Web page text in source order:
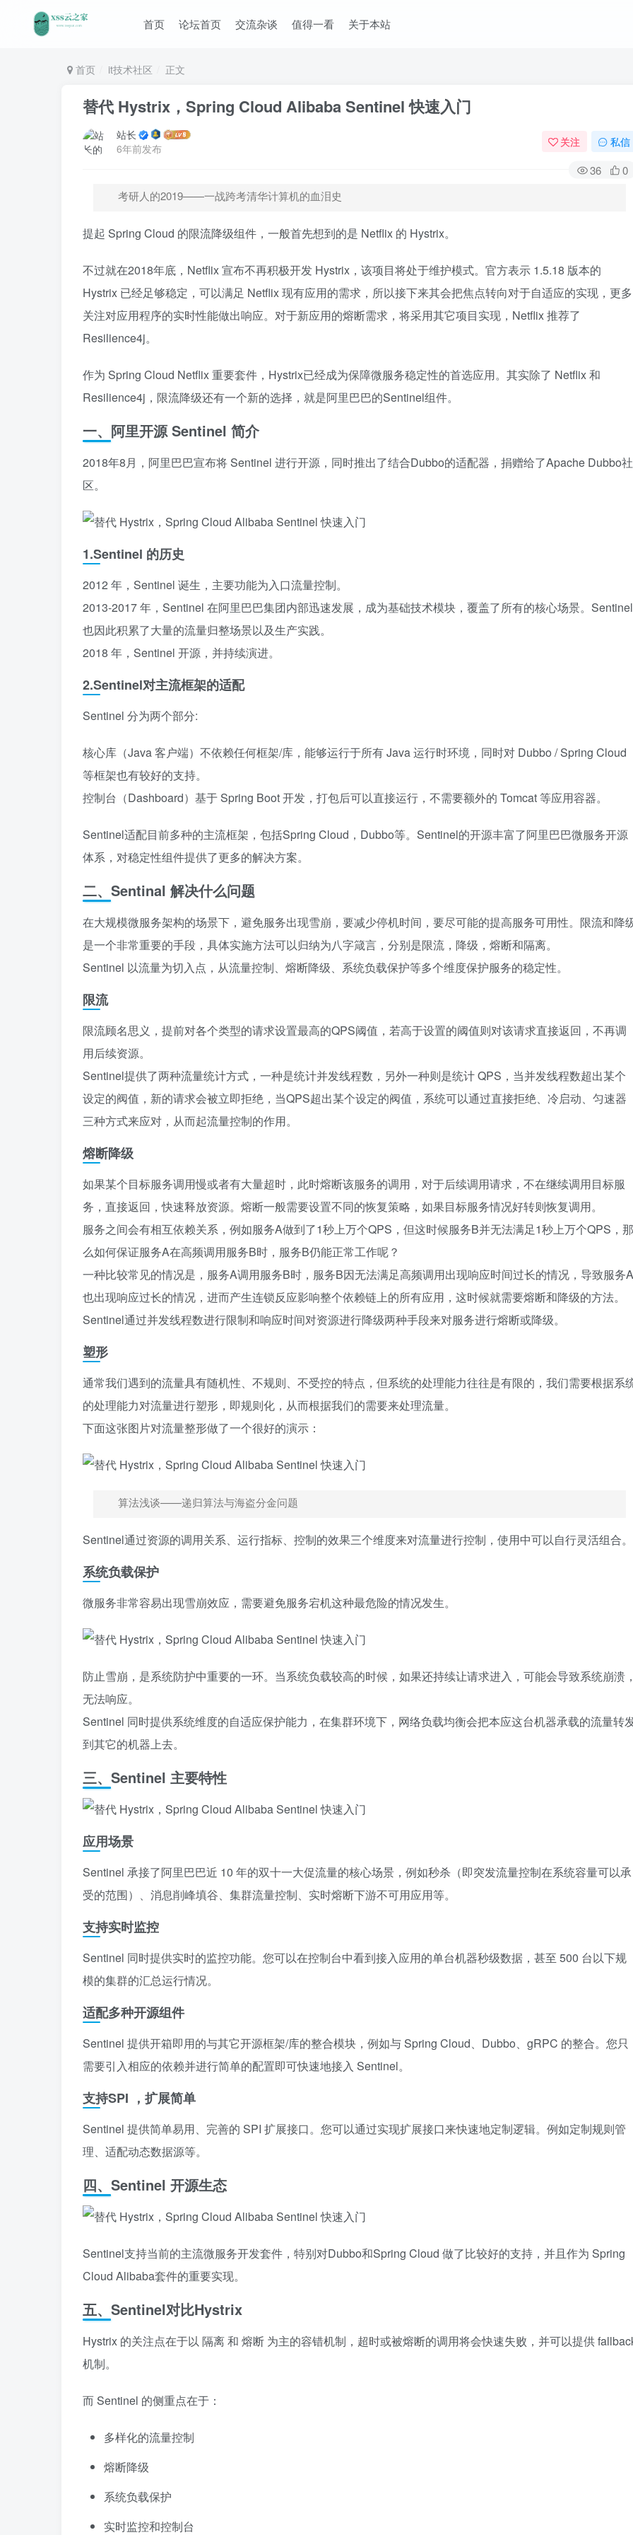
首页 论坛首页 交流杂谈 值得一看 关于本站
首页 it技术社区 正文
替代 Hystrix，Spring Cloud Alibaba Sentinel 快速入门
站长
6年前发布
关注 私信
36
0
考研人的2019——一战跨考清华计算机的血泪史
提起 Spring Cloud 的限流降级组件，一般首先想到的是 Netflix 的 Hystrix。
不过就在2018年底，Netflix 宣布不再积极开发 Hystrix，该项目将处于维护模式。官方表示 1.5.18 版本的
Hystrix 已经足够稳定，可以满足 Netflix 现有应用的需求，所以接下来其会把焦点转向对于自适应的实现，更多
关注对应用程序的实时性能做出响应。对于新应用的熔断需求，将采用其它项目实现，Netflix 推荐了
Resilience4j。
作为 Spring Cloud Netflix 重要套件，Hystrix已经成为保障微服务稳定性的首选应用。其实除了 Netflix 和
Resilience4j，限流降级还有一个新的选择，就是阿里巴巴的Sentinel组件。
一、阿里开源 Sentinel 简介
2018年8月，阿里巴巴宣布将 Sentinel 进行开源，同时推出了结合Dubbo的适配器，捐赠给了Apache Dubbo社
区。
1.Sentinel 的历史
2012 年，Sentinel 诞生，主要功能为入口流量控制。
2013-2017 年，Sentinel 在阿里巴巴集团内部迅速发展，成为基础技术模块，覆盖了所有的核心场景。Sentinel
也因此积累了大量的流量归整场景以及生产实践。
2018 年，Sentinel 开源，并持续演进。
2.Sentinel对主流框架的适配
Sentinel 分为两个部分:
核心库（Java 客户端）不依赖任何框架/库，能够运行于所有 Java 运行时环境，同时对 Dubbo / Spring Cloud
等框架也有较好的支持。
控制台（Dashboard）基于 Spring Boot 开发，打包后可以直接运行，不需要额外的 Tomcat 等应用容器。
Sentinel适配目前多种的主流框架，包括Spring Cloud，Dubbo等。Sentinel的开源丰富了阿里巴巴微服务开源
体系，对稳定性组件提供了更多的解决方案。
二、Sentinal 解决什么问题
在大规模微服务架构的场景下，避免服务出现雪崩，要减少停机时间，要尽可能的提高服务可用性。限流和降
是一个非常重要的手段，具体实施方法可以归纳为八字箴言，分别是限流，降级，熔断和隔离。
Sentinel 以流量为切入点，从流量控制、熔断降级、系统负载保护等多个维度保护服务的稳定性。
限流
限流顾名思义，提前对各个类型的请求设置最高的QPS阈值，若高于设置的阈值则对该请求直接返回，不再调
用后续资源。
Sentinel提供了两种流量统计方式，一种是统计并发线程数，另外一种则是统计 QPS，当并发线程数超出某个
设定的阀值，新的请求会被立即拒绝，当QPS超出某个设定的阀值，系统可以通过直接拒绝、冷启动、匀速器
三种方式来应对，从而起流量控制的作用。
熔断降级
如果某个目标服务调用慢或者有大量超时，此时熔断该服务的调用，对于后续调用请求，不在继续调用目标服
务，直接返回，快速释放资源。熔断一般需要设置不同的恢复策略，如果目标服务情况好转则恢复调用。
服务之间会有相互依赖关系，例如服务A做到了1秒上万个QPS，但这时候服务B并无法满足1秒上万个QPS，那
么如何保证服务A在高频调用服务B时，服务B仍能正常工作呢？
一种比较常见的情况是，服务A调用服务B时，服务B因无法满足高频调用出现响应时间过长的情况，导致服务A
也出现响应过长的情况，进而产生连锁反应影响整个依赖链上的所有应用，这时候就需要熔断和降级的方法。
Sentinel通过并发线程数进行限制和响应时间对资源进行降级两种手段来对服务进行熔断或降级。
塑形
通常我们遇到的流量具有随机性、不规则、不受控的特点，但系统的处理能力往往是有限的，我们需要根据系
的处理能力对流量进行塑形，即规则化，从而根据我们的需要来处理流量。
下面这张图片对流量整形做了一个很好的演示：
算法浅谈——递归算法与海盗分金问题
Sentinel通过资源的调用关系、运行指标、控制的效果三个维度来对流量进行控制，使用中可以自行灵活组合。
系统负载保护
微服务非常容易出现雪崩效应，需要避免服务宕机这种最危险的情况发生。
防止雪崩，是系统防护中重要的一环。当系统负载较高的时候，如果还持续让请求进入，可能会导致系统崩溃
无法响应。
Sentinel 同时提供系统维度的自适应保护能力，在集群环境下，网络负载均衡会把本应这台机器承载的流量转
到其它的机器上去。
三、Sentinel 主要特性
应用场景
Sentinel 承接了阿里巴巴近 10 年的双十一大促流量的核心场景，例如秒杀（即突发流量控制在系统容量可以承
受的范围）、消息削峰填谷、集群流量控制、实时熔断下游不可用应用等。
支持实时监控
Sentinel 同时提供实时的监控功能。您可以在控制台中看到接入应用的单台机器秒级数据，甚至 500 台以下规
模的集群的汇总运行情况。
适配多种开源组件
Sentinel 提供开箱即用的与其它开源框架/库的整合模块，例如与 Spring Cloud、Dubbo、gRPC 的整合。您只
需要引入相应的依赖并进行简单的配置即可快速地接入 Sentinel。
支持SPI ，扩展简单
Sentinel 提供简单易用、完善的 SPI 扩展接口。您可以通过实现扩展接口来快速地定制逻辑。例如定制规则管
理、适配动态数据源等。
四、Sentinel 开源生态
Sentinel支持当前的主流微服务开发套件，特别对Dubbo和Spring Cloud 做了比较好的支持，并且作为 Spring
Cloud Alibaba套件的重要实现。
五、Sentinel对比Hystrix
Hystrix 的关注点在于以 隔离 和 熔断 为主的容错机制，超时或被熔断的调用将会快速失败，并可以提供
机制。
而 Sentinel 的侧重点在于：
多样化的流量控制
熔断降级
系统负载保护
实时监控和控制台